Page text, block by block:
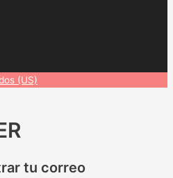
(US)
tu correo